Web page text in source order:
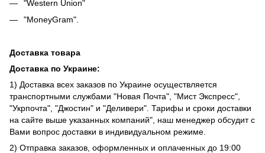
"Western Union"
"MoneyGram".
Доставка товара
Доставка по Украине:
1) Доставка всех заказов по Украине осуществляется
транспортными службами "Новая Почта", "Мист Экспресс",
"Укрпочта", "Джостин" и "Деливери". Тарифы и сроки доставки
на сайте выше указанных компаний", наш менеджер обсудит с
Вами вопрос доставки в индивидуальном режиме.
2) Отправка заказов, оформленных и оплаченных до 19:00